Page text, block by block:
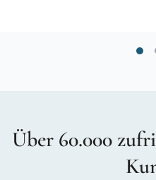
Über 60.000